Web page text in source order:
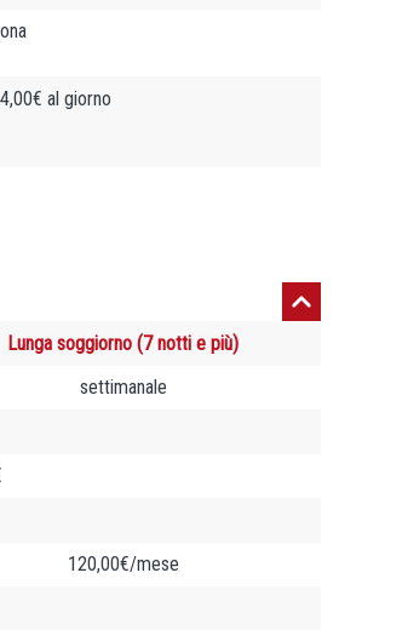
al giorno
Lunga soggiorno (7 notti e più)
settimanale
120,00€/mese